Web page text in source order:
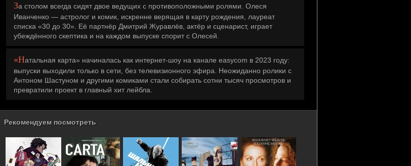
За столом всегда сидят двое ведущих с противоположными ролями. Олеся
Иванченко — астролог и комик, искренне верящая в карту рождения, лауреат
списка «30 до 30». Её партнёр Дмитрий Журавлёв, актёр и сценарист, играет
убеждённого скептика и на каждом выпуске спорит с Олесей.
«Натальная карта» начиналась как интернет-шоу на канале easycom в 2023 году:
выпуски выходили только в сети, без телевизионного эфира. Неожиданно ролики с
Антоном Шастуном и другими комиками стали собирать сотни тысяч просмотров и
превратили проект в главный хит лейбла.
Рекомендуем посмотреть